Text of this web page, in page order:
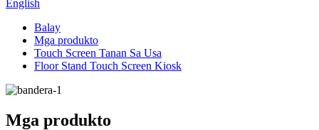
English
Balay
Mga produkto
Touch Screen Tanan Sa Usa
Floor Stand Touch Screen Kiosk
Mga produkto